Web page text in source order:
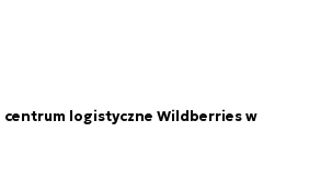
centrum logistyczne Wildberries w